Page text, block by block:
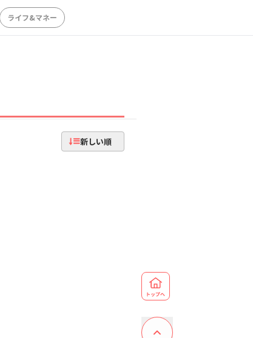
ライフ&マネー
新しい順